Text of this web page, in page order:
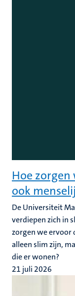
Hoe
ook
De Universiteit
verdiepen zich in
zorgen we ervoor
alleen slim zijn,
die er wonen?
21 juli 2026